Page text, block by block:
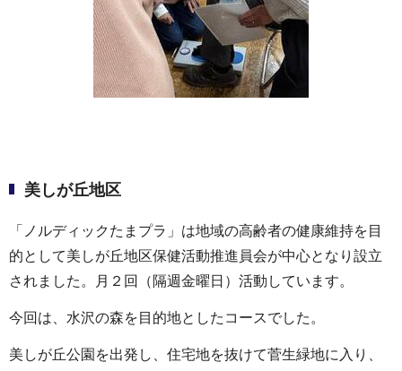
美しが丘地区
「ノルディックたまプラ」は地域の高齢者の健康維持を目
的として美しが丘地区保健活動推進員会が中心となり設立
されました。月２回（隔週金曜日）活動しています。
今回は、水沢の森を目的地としたコースでした。
美しが丘公園を出発し、住宅地を抜けて菅生緑地に入り、